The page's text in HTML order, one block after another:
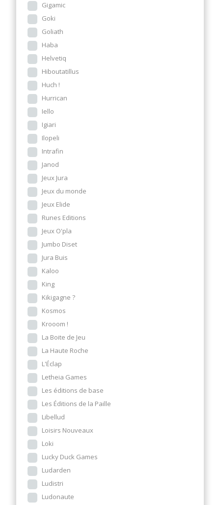
Gigamic
Goki
Goliath
Haba
Helvetiq
Hiboutatillus
Huch !
Hurrican
Iello
Igiari
Ilopeli
Intrafin
Janod
Jeux Jura
Jeux du monde
Jeux Elide
Runes Editions
Jeux O'pla
Jumbo Diset
Jura Buis
Kaloo
King
Kikigagne ?
Kosmos
Krooom !
La Boite de Jeu
La Haute Roche
L'Éclap
Letheia Games
Les éditions de base
Les Éditions de la Paille
Libellud
Loisirs Nouveaux
Loki
Lucky Duck Games
Ludarden
Ludistri
Ludonaute